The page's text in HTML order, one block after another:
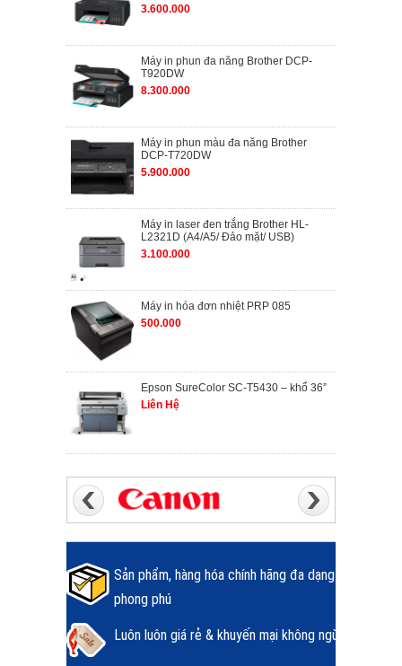
3.600.000
Máy in phun đa năng Brother DCP-
T920DW
8.300.000
Máy in phun màu đa năng Brother
DCP-T720DW
5.900.000
Máy in laser đen trắng Brother HL-
L2321D (A4/A5/ Đảo mặt/ USB)
3.100.000
Máy in hóa đơn nhiệt PRP 085
500.000
Epson SureColor SC-T5430 – khổ 36”
Liên Hệ
Sản phẩm, hàng hóa chính hãng đa dạng
phong phú
Luôn luôn giá rẻ & khuyến mại không ngừng.